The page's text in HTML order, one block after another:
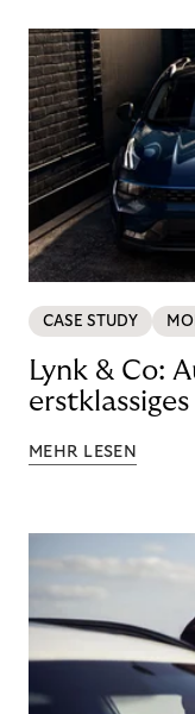
CASE STUDY
Lynk & Co:
MEHR LESEN